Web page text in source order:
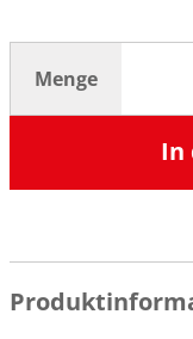
Menge
In